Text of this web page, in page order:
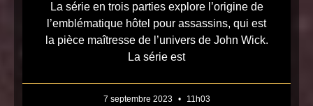
La série en trois parties explore l’origine de
l’emblématique hôtel pour assassins, qui est
la pièce maîtresse de l’univers de John Wick.
La série est
7 septembre 2023 11h03